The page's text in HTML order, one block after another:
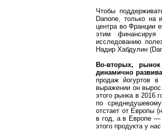
Чтобы
Danone, только на
центра во Франции
этим
исследованию
Надир Хабдулин
Во-вторых,
динамично
продаж йогуртов
выражении он
этого рынка в 2016
по
отстает от Европы
в год, а в Европе —
этого продукта у